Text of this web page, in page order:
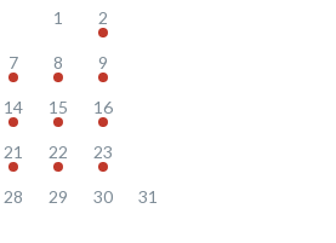
1 2
7 8 9
14 15 16
21 22 23
28 29 30 31